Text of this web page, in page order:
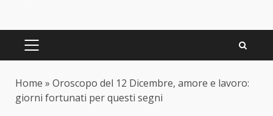
PRIMARY
Home » Oroscopo del 12 Dicembre, amore e lavoro:
giorni fortunati per questi segni